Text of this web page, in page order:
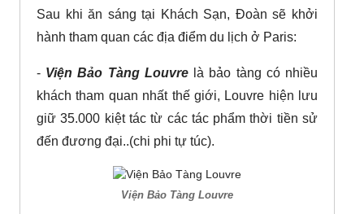
Sau khi ăn sáng tại Khách Sạn, Đoàn sẽ khởi
hành tham quan các địa điểm du lịch ở Paris:
- Viện Bảo Tàng Louvrelà bảo tàng có nhiều
khách tham quan nhất thế giới, Louvre hiện lưu
giữ 35.000 kiệt tác từ các tác phẩm thời tiền sử
đến đương đại..(chi phi tự túc).
Viện Bảo Tàng Louvre